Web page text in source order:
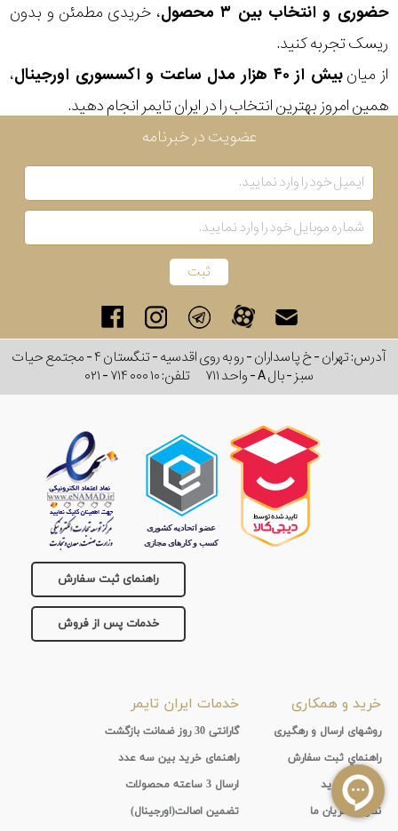
حضوری و انتخاب بین ۳ محصول
، خریدی مطمئن و بدون
ریسک تجربه کنید.
از میانبیش از ۴۰ هزار مدل ساعت و اکسسوری اورجینال
،
همین امروز بهترین انتخاب را در ایران تایمر انجام دهید.
عضویت در خبرنامه
آدرس: تهران - خ پاسداران - رو به روی اقدسیه - تنگستان ۴ - مجتمع حیات
سبز - بال A - واحد ۷۱۱
تلفن:۰۲۱ - ۷۱۴ ۰۰۰ ۱۰
راهنمای ثبت سفارش
خدمات پس از فروش
خرید و همکاری
روشهای ارسال و رهگیری
راهنماي ثبت سفارش
روشهای خرید
نظر مشتریان ما
خدمات ایران تایمر
گارانتی 30 روز ضمانت بازگشت
راهنمای خرید بین سه عدد
ارسال 3 ساعته محصولات
تضمین اصالت(اورجینال)